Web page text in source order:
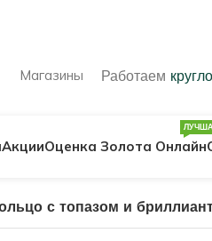
Магазины Работаем
МУЖСКИЕ КОЛЬЦА
АкцииОценка Золота Онлайн
с топазом и